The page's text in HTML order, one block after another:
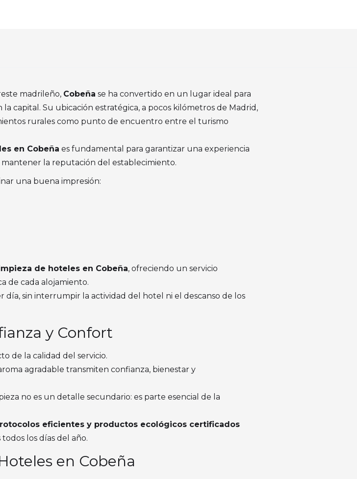
madrileño, Cobeña se ha convertido en un lugar ideal para
capital. Su ubicación estratégica, a pocos kilómetros de Madrid,
rurales como punto de encuentro entre el turismo
en Cobeña es fundamental para garantizar una experiencia
la reputación del establecimiento.
una buena impresión:
de hoteles en Cobeña, ofreciendo un servicio
de cada alojamiento.
día, sin interrumpir la actividad del hotel ni el descanso de los
y Confort
de la calidad del servicio.
agradable transmiten confianza, bienestar y
no es un detalle secundario: es parte esencial de la
eficientes y productos ecológicos certificados
los días del año.
en Cobeña